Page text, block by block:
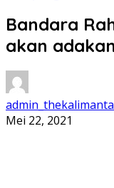
Bandara
akan
Mei 22, 2021